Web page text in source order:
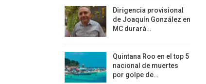
Dirigencia provisional
de Joaquín González en
MC durará…
Quintana Roo en el top 5
nacional de muertes
por golpe de…